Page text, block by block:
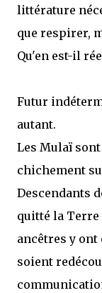
littérature
que respirer,
Qu'en est-il
Futur
autant.
Les Mulaï
chichement
Descendants
quitté la Terre
ancêtres y ont
soient